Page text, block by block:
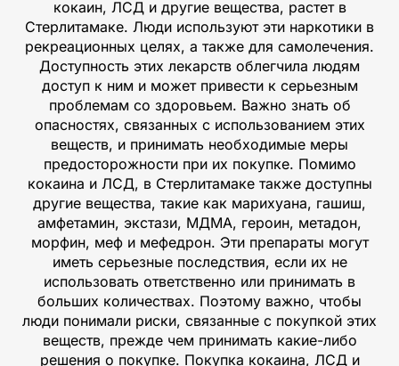
кокаин, ЛСД и другие вещества, растет в
Стерлитамаке. Люди используют эти наркотики в
рекреационных целях, а также для самолечения.
Доступность этих лекарств облегчила людям
доступ к ним и может привести к серьезным
проблемам со здоровьем. Важно знать об
опасностях, связанных с использованием этих
веществ, и принимать необходимые меры
предосторожности при их покупке. Помимо
кокаина и ЛСД, в Стерлитамаке также доступны
другие вещества, такие как марихуана, гашиш,
амфетамин, экстази, МДМА, героин, метадон,
морфин, меф и мефедрон. Эти препараты могут
иметь серьезные последствия, если их не
использовать ответственно или принимать в
больших количествах. Поэтому важно, чтобы
люди понимали риски, связанные с покупкой этих
веществ, прежде чем принимать какие-либо
решения о покупке. Покупка кокаина, ЛСД и